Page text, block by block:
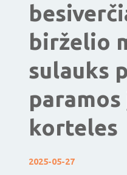
birželio
sulauks
korteles
2025-05-27